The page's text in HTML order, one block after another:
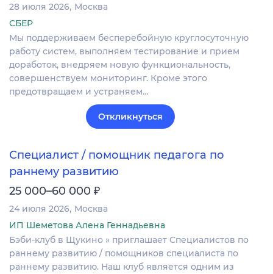
28 июля 2026 Москва
СБЕР
Мы поддерживаем бесперебойную круглосуточную
работу систем, выполняем тестирование и прием
доработок, внедряем новую функциональность,
совершенствуем мониторинг. Кроме этого
предотвращаем и устраняем…
Откликнуться
Специалист / помощник педагога по
раннему развитию
25 000–60 000 ₽
24 июля 2026 Москва
ИП Шеметова Алена Геннадьевна
Бэби-клуб в Щукино » приглашает Cпециалистов по
раннему развитию / помощников специалиста по
раннему развитию. Наш клуб является одним из